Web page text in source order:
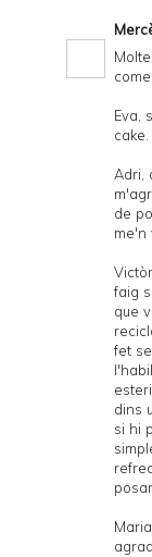
Eva,
cake.
Adri,
de
me'n
faig
que
fet
dins
si hi